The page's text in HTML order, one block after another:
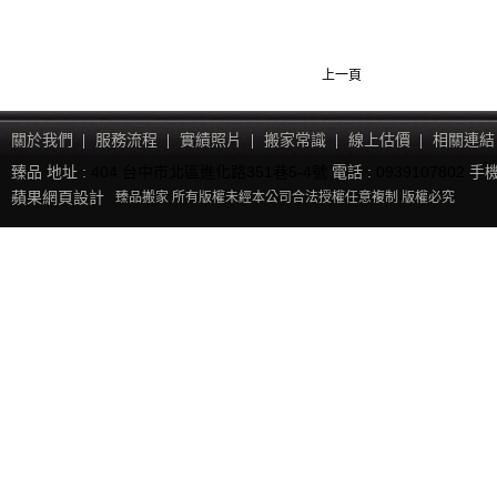
上一頁
關於我們 服務流程 實績照片 搬家常識 線上估價
相關連結
臻品 地址 :
電話 :
手
蘋果網頁設計
臻品搬家 所有版權未經本公司合法授權任意複制 版權必究